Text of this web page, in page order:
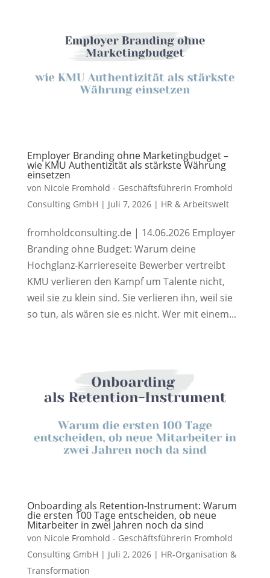
Employer Branding ohne Marketingbudget –
wie KMU Authentizität als stärkste Währung
einsetzen
von Nicole Fromhold - Geschäftsführerin Fromhold
Consulting GmbH | Juli 7, 2026| HR & Arbeitswelt
fromholdconsulting.de | 14.06.2026 Employer
Branding ohne Budget: Warum deine
Hochglanz-Karriereseite Bewerber vertreibt
KMU verlieren den Kampf um Talente nicht,
weil sie zu klein sind. Sie verlieren ihn, weil sie
so tun, als wären sie es nicht. Wer mit einem...
Onboarding als Retention-Instrument: Warum
die ersten 100 Tage entscheiden, ob neue
Mitarbeiter in zwei Jahren noch da sind
von Nicole Fromhold - Geschäftsführerin Fromhold
Consulting GmbH | Juli 2, 2026| HR-Organisation &
Transformation